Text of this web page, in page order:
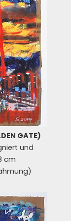
GATE)
und
cm